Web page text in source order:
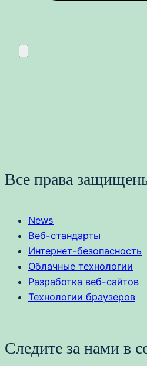
Все права
News
Веб-стандарты
Интернет-безопасность
Облачные технологии
Разработка веб-сайтов
Технологии браузеров
Следите за нами в